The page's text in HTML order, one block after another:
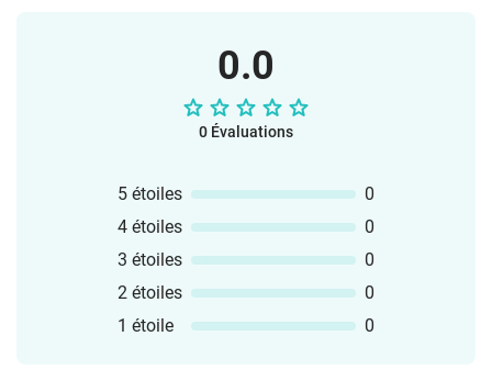
0.0
0 Évaluations
5 étoiles
0
4 étoiles
0
3 étoiles
0
2 étoiles
0
1 étoile
0